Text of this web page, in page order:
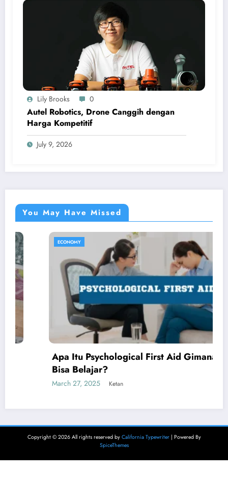
Lily Brooks 0
Autel Robotics, Drone Canggih dengan
Harga Kompetitif
July 9, 2026
You May Have Missed
ECONOMY
Apa Itu Psychological First Aid Gimana Kita
Bisa Belajar?
March 27, 2025 Ketan
Copyright © 2026 All rights reserved by California Typewriter| Powered By
SpiceThemes